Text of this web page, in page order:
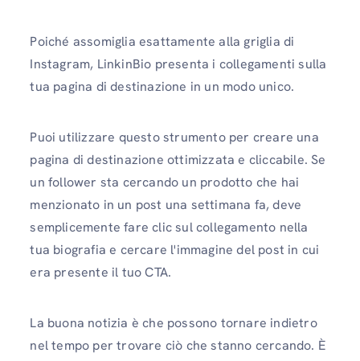
Poiché assomiglia esattamente alla griglia di
Instagram, LinkinBio presenta i collegamenti sulla
tua pagina di destinazione in un modo unico.
Puoi utilizzare questo strumento per creare una
pagina di destinazione ottimizzata e cliccabile. Se
un follower sta cercando un prodotto che hai
menzionato in un post una settimana fa, deve
semplicemente fare clic sul collegamento nella
tua biografia e cercare l'immagine del post in cui
era presente il tuo CTA.
La buona notizia è che possono tornare indietro
nel tempo per trovare ciò che stanno cercando. È